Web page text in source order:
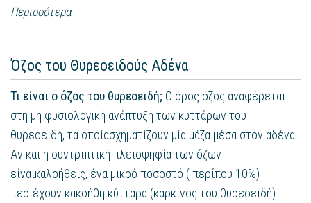
Περισσότερα
Όζος του Θυρεοειδούς Αδένα
Τι είναι ο όζος του θυρεοειδή; Ο όρος όζος αναφέρεται
στη μη φυσιολογική ανάπτυξη των κυττάρων του
θυρεοειδή, τα οποίασχηματίζουν μία μάζα μέσα στον αδένα.
Αν και η συντριπτική πλειοψηφία των όζων
είναικαλοήθεις, ένα μικρό ποσοστό ( περίπου 10%)
περιέχουν κακοήθη κύτταρα (καρκίνος του θυρεοειδή).